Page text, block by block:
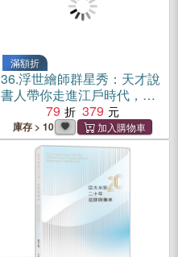
滿額折
36.浮世繪師群星秀：天才說
書人帶你走進江戶時代，看
盡浮世繪怪才的人生群像
79 379
庫存 > 10